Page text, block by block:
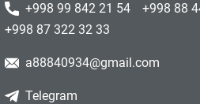
+998 99 842 21 54
+998 88
+998 87 322 32 33
a88840934@gmail.com
Telegram